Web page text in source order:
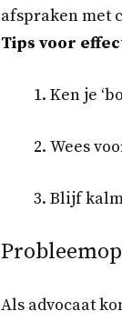
afspraken met
Tips voor
Ken je
Wees
Blijf
Als advocaat